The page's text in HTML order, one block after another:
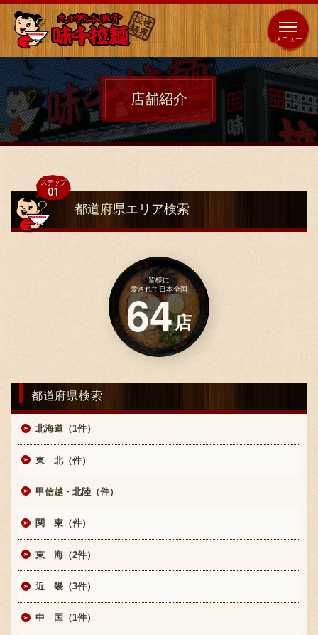
全国
展開 海外 653 店 64 店
ホーム
メニュー紹介
店舗案内
味千の取り組み
会社案内
店舗紹介
都道府県エリア検索
皆様に
愛されて日本全国
64店
都道府県検索
北海道（1件）
東 北（件）
甲信越・北陸（件）
関 東（件）
東 海（2件）
近 畿（3件）
中 国（1件）